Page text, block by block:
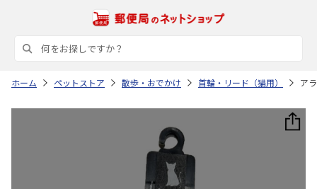
ホーム ペットストア 散歩・おでかけ 首輪・リード（猫用） ア